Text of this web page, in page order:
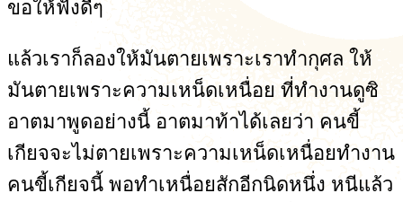
ขอให้ฟังดีๆ
แล้วเราก็ลองให้มันตายเพราะเราทำกุศล ให้
มันตายเพราะความเหน็ดเหนื่อย ที่ทำงานดูซิ
อาตมาพูดอย่างนี้ อาตมาท้าได้เลยว่า คนขี้
เกียจจะไม่ตายเพราะความเหน็ดเหนื่อยทำงาน
คนขี้เกียจนี้ พอทำเหนื่อยสักอีกนิดหนึ่ง หนีแล้ว